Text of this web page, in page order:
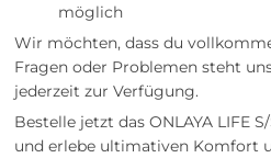
möglich
Wir möchten, dass du
Fragen oder Problemen steht
jederzeit zur Verfügung.
Bestelle jetzt das ONLAYA LIFE
und erlebe ultimativen Komfort